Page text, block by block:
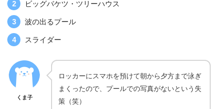
ビッグバケツ・ツリーハウス
波の出るプール
スライダー
くま子
ロッカーにスマホを預けて朝から夕方まで泳ぎ
まくったので、プールでの写真がないという失
策（笑）